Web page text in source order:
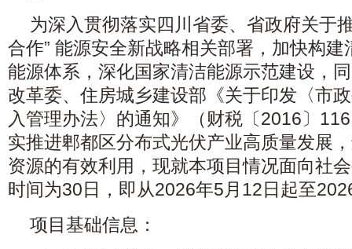
为深入贯彻落实四川省委、省政府关于
合作” 能源安全新战略相关部署，加快构
能源体系，深化国家清洁能源示范建设，
改革委、住房城乡建设部《关于印发〈市
入管理办法〉的通知》（财税〔2016〕
实推进郫都区分布式光伏产业高质量发展
资源的有效利用，现就本项目情况面向社
时间为30日，即从2026年5月12日起至
项目基础信息：